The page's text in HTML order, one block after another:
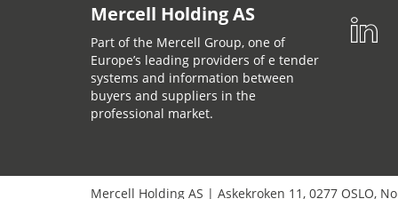
Mercell Holding AS
Part of the Mercell Group, one of
Europe’s leading providers of e tender
systems and information between
buyers and suppliers in the
professional market.
Mercell Holding AS | Askekroken 11, 0277 OSLO,